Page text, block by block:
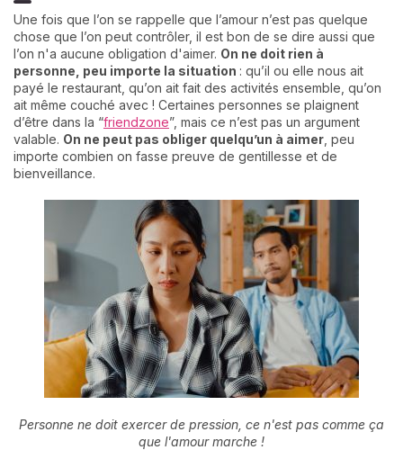
Une fois que l’on se rappelle que l’amour n’est pas quelque
chose que l’on peut contrôler, il est bon de se dire aussi que
l’on n'a aucune obligation d'aimer. On ne doit rien à
personne, peu importe la situation : qu’il ou elle nous ait
payé le restaurant, qu’on ait fait des activités ensemble, qu’on
ait même couché avec ! Certaines personnes se plaignent
d’être dans la “friendzone”, mais ce n’est pas un argument
valable. On ne peut pas obliger quelqu’un à aimer , peu
importe combien on fasse preuve de gentillesse et de
bienveillance.
Personne ne doit exercer de pression, ce n'est pas comme ça
que l'amour marche !